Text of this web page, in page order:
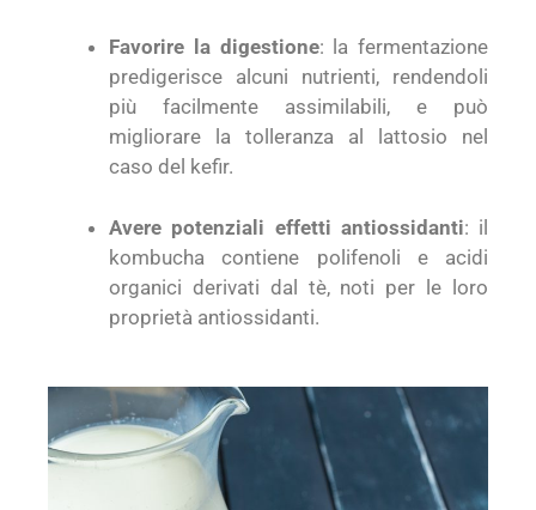
Favorire la digestione: la fermentazione
predigerisce alcuni nutrienti, rendendoli
più facilmente assimilabili, e può
migliorare la tolleranza al lattosio nel
caso del kefir.
Avere potenziali effetti antiossidanti: il
kombucha contiene polifenoli e acidi
organici derivati dal tè, noti per le loro
proprietà antiossidanti.